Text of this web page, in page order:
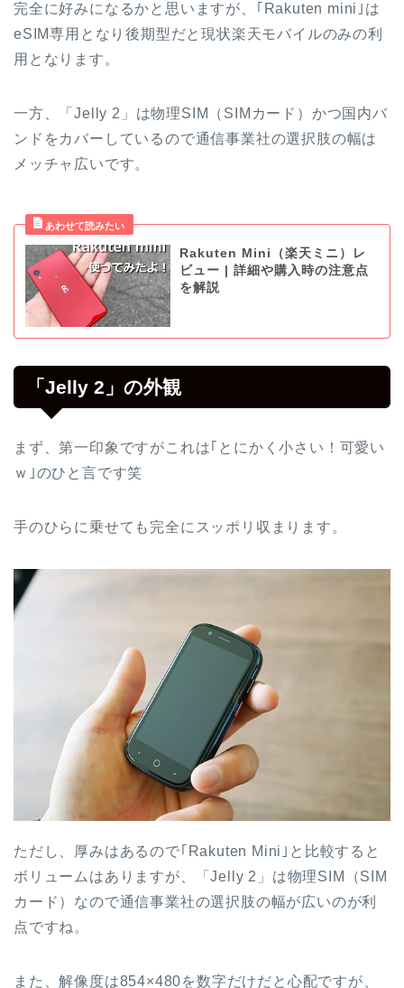
完全に好みになるかと思いますが、｢Rakuten mini｣は
eSIM専用となり後期型だと現状楽天モバイルのみの利
用となります。
一方、「Jelly 2」は物理SIM（SIMカード）かつ国内バ
ンドをカバーしているので通信事業社の選択肢の幅は
メッチャ広いです。
Rakuten Mini（楽天ミニ）レ
ビュー | 詳細や購入時の注意点
を解説
「Jelly 2」の外観
まず、第一印象ですがこれは｢とにかく小さい！可愛い
ｗ｣のひと言です笑
手のひらに乗せても完全にスッポリ収まります。
ただし、厚みはあるので｢Rakuten Mini｣と比較すると
ボリュームはありますが、「Jelly 2」は物理SIM（SIM
カード）なので通信事業社の選択肢の幅が広いのが利
点ですね。
また、解像度は854×480を数字だけだと心配ですが、